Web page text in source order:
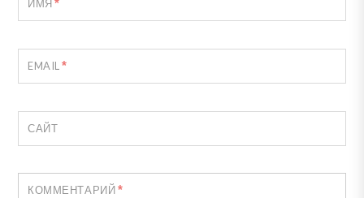
ИМЯ*
EMAIL*
САЙТ
КОММЕНТАРИЙ*